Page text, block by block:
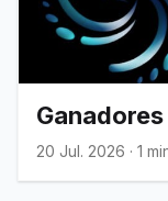
20 Jul. 2026 · 1